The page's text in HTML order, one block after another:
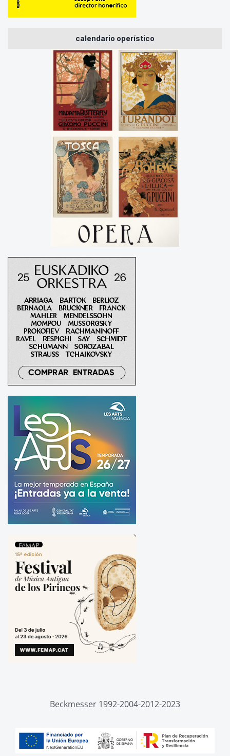
calendario operístico
Beckmesser 1992-2004-2012-2023